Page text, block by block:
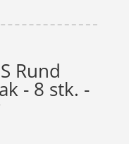
Rund
- 8 stk. -